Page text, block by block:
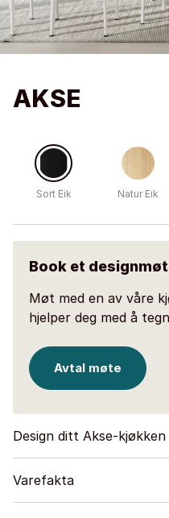
AKSE
Sort Eik Natur Eik
Book et
Møt med en av våre
hjelper deg med å
Avtal møte
Design ditt Akse-kjøkken
Varefakta